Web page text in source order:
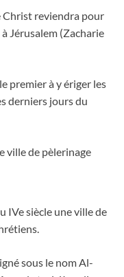
Christ reviendra pour
Jérusalem (Zacharie
premier à y ériger les
derniers jours du
ville de pèlerinage
IVe siècle une ville de
sous le nom Al-